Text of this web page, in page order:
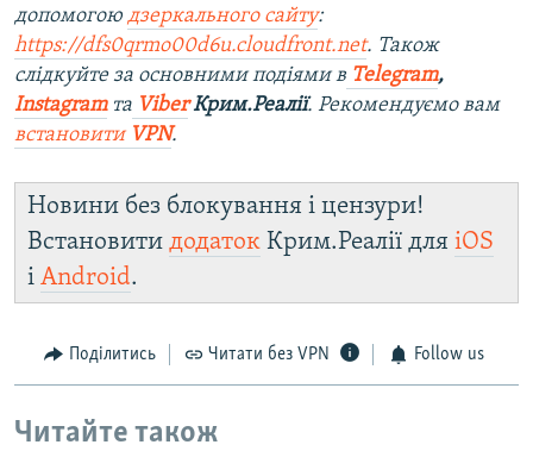
допомогою дзеркального сайту:
https://dfs0qrmo00d6u.cloudfront.net. Також
слідкуйте за основними подіями в Telegram,
Instagramта ViberКрим.Реалії. Рекомендуємо вам
встановити VPN.
Новини без блокування і цензури!
Встановити додаток Крим.Реалії для iOS
і Android.
Поділитись Читати без VPN Follow us
Читайте також